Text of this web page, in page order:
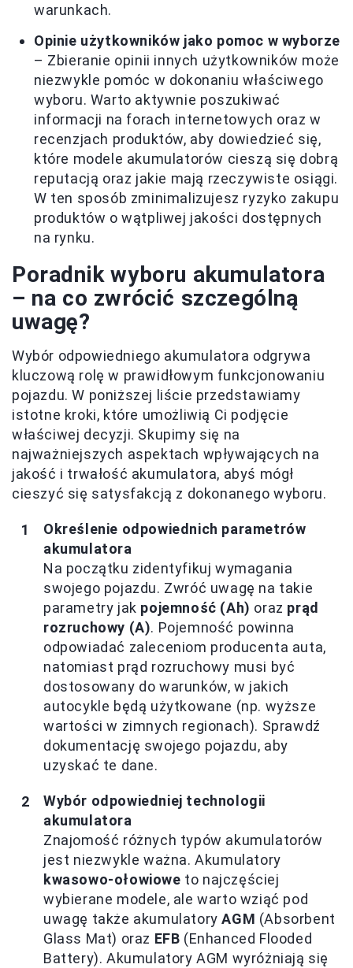
warunkach.
Opinie użytkowników jako pomoc w wyborze
– Zbieranie opinii innych użytkowników może
niezwykle pomóc w dokonaniu właściwego
wyboru. Warto aktywnie poszukiwać
informacji na forach internetowych oraz w
recenzjach produktów, aby dowiedzieć się,
które modele akumulatorów cieszą się dobrą
reputacją oraz jakie mają rzeczywiste osiągi.
W ten sposób zminimalizujesz ryzyko zakupu
produktów o wątpliwej jakości dostępnych
na rynku.
Poradnik wyboru akumulatora
– na co zwrócić szczególną
uwagę?
Wybór odpowiedniego akumulatora odgrywa
kluczową rolę w prawidłowym funkcjonowaniu
pojazdu. W poniższej liście przedstawiamy
istotne kroki, które umożliwią Ci podjęcie
właściwej decyzji. Skupimy się na
najważniejszych aspektach wpływających na
jakość i trwałość akumulatora, abyś mógł
cieszyć się satysfakcją z dokonanego wyboru.
Określenie odpowiednich parametrów
akumulatora
Na początku zidentyfikuj wymagania
swojego pojazdu. Zwróć uwagę na takie
parametry jak pojemność (Ah) oraz prąd
rozruchowy (A). Pojemność powinna
odpowiadać zaleceniom producenta auta,
natomiast prąd rozruchowy musi być
dostosowany do warunków, w jakich
autocykle będą użytkowane (np. wyższe
wartości w zimnych regionach). Sprawdź
dokumentację swojego pojazdu, aby
uzyskać te dane.
Wybór odpowiedniej technologii
akumulatora
Znajomość różnych typów akumulatorów
jest niezwykle ważna. Akumulatory
kwasowo-ołowiowe to najczęściej
wybierane modele, ale warto wziąć pod
uwagę także akumulatoryAGM (Absorbent
Glass Mat) oraz EFB (Enhanced Flooded
Battery). Akumulatory AGM wyróżniają się